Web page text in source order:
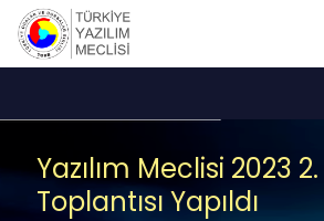
Yazılım Meclisi 2023
Toplantısı Yapıldı